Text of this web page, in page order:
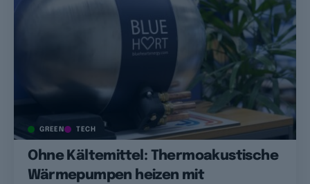
GREEN TECH
Ohne Kältemittel: Thermoakustische
Wärmepumpen heizen mit